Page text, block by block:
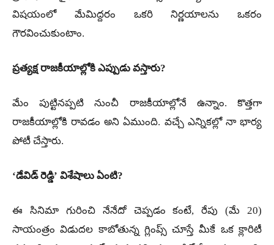
విషయంలో మేమిద్దరం ఒకరి నిర్ణయాలను ఒకరం
గౌరవించుకుంటాం.
ప్రత్యక్ష రాజకీయాల్లోకి ఎప్పుడు వస్తారు?
మేం పుట్టినప్పటి నుంచీ రాజకీయాల్లోనే ఉన్నాం. కొత్తగా
రాజకీయాల్లోకి రావడం అని ఏముంది. వచ్చే ఎన్నికల్లో నా భార్య
పోటీ చేస్తారు.
‘డేవిడ్ రెడ్డి’ విశేషాలు ఏంటి?
ఈ సినిమా గురించి నేనేదో చెప్పడం కంటే, రేపు (మే 20)
సాయంత్రం విడుదల కాబోతున్న గ్లింప్స్ చూస్తే మీకే ఒక క్లారిటీ